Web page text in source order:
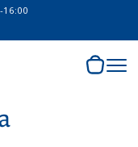
16:00